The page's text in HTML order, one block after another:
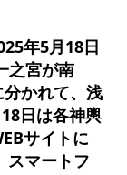
年5月18日
之宮が南
かれて、浅
日は各神輿
サイトに
スマートフ